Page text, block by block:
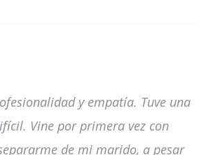
y empatía. Tuve una
Vine por primera vez con
de mi marido, a pesar